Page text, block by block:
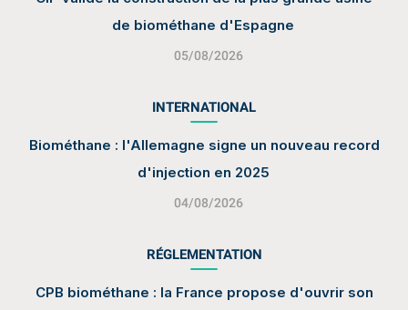
de biométhane d'Espagne
05/08/2026
INTERNATIONAL
Biométhane : l'Allemagne signe un nouveau record
d'injection en 2025
04/08/2026
RÉGLEMENTATION
CPB biométhane : la France propose d'ouvrir son